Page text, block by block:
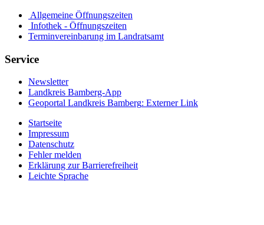
Allgemeine Öffnungszeiten
Infothek - Öffnungszeiten
Terminvereinbarung im Landratsamt
Service
Newsletter
Landkreis Bamberg-App
Geoportal Landkreis Bamberg: Externer Link
Startseite
Impressum
Datenschutz
Fehler melden
Erklärung zur Barrierefreiheit
Leichte Sprache